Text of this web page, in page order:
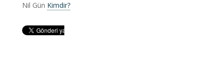
Nil Gün Kimdir?